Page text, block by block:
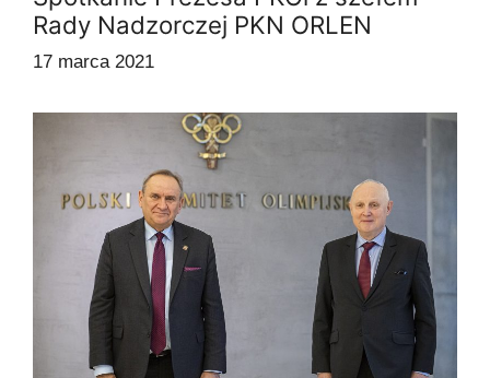
Rady Nadzorczej PKN ORLEN
17 marca 2021